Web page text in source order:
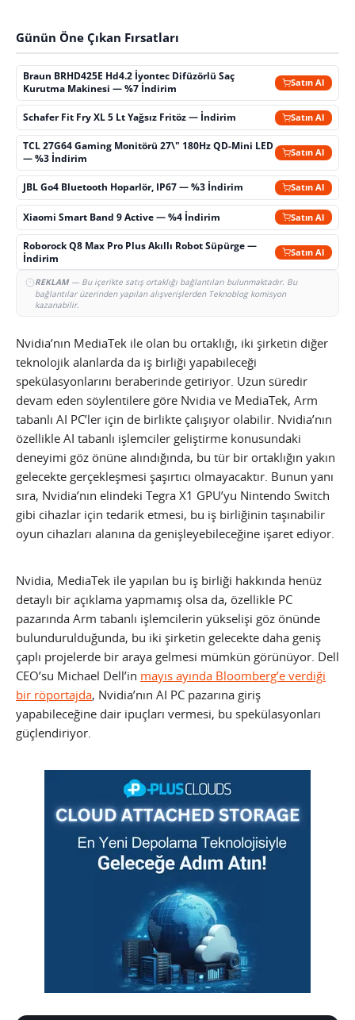
Günün Öne Çıkan Fırsatları
Braun BRHD425E Hd4.2 İyontec Difüzörlü Saç
Kurutma Makinesi — %7 İndirim
Satın Al
Schafer Fit Fry XL 5 Lt Yağsız Fritöz — İndirim Satın Al
TCL 27G64 Gaming Monitörü 27\" 180Hz QD-Mini LED
— %3 İndirim
Satın Al
JBL Go4 Bluetooth Hoparlör, IP67 — %3 İndirim Satın Al
Xiaomi Smart Band 9 Active — %4 İndirim Satın Al
Roborock Q8 Max Pro Plus Akıllı Robot Süpürge —
İndirim
Satın Al
REKLAM— Bu içerikte satış ortaklığı bağlantıları bulunmaktadır. Bu
bağlantılar üzerinden yapılan alışverişlerden Teknoblog komisyon
kazanabilir.
Nvidia’nın MediaTek ile olan bu ortaklığı, iki şirketin diğer
teknolojik alanlarda da iş birliği yapabileceği
spekülasyonlarını beraberinde getiriyor. Uzun süredir
devam eden söylentilere göre Nvidia ve MediaTek, Arm
tabanlı AI PC’ler için de birlikte çalışıyor olabilir. Nvidia’nın
özellikle AI tabanlı işlemciler geliştirme konusundaki
deneyimi göz önüne alındığında, bu tür bir ortaklığın yakın
gelecekte gerçekleşmesi şaşırtıcı olmayacaktır. Bunun yanı
sıra, Nvidia’nın elindeki Tegra X1 GPU’yu Nintendo Switch
gibi cihazlar için tedarik etmesi, bu iş birliğinin taşınabilir
oyun cihazları alanına da genişleyebileceğine işaret ediyor.
Nvidia, MediaTek ile yapılan bu iş birliği hakkında henüz
detaylı bir açıklama yapmamış olsa da, özellikle PC
pazarında Arm tabanlı işlemcilerin yükselişi göz önünde
bulundurulduğunda, bu iki şirketin gelecekte daha geniş
çaplı projelerde bir araya gelmesi mümkün görünüyor. Dell
CEO’su Michael Dell’in mayıs ayında Bloomberg’e verdiği
bir röportajda, Nvidia’nın AI PC pazarına giriş
yapabileceğine dair ipuçları vermesi, bu spekülasyonları
güçlendiriyor.